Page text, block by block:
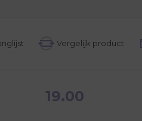
19.00